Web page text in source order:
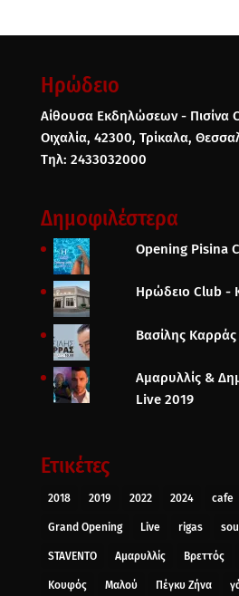
Ηρώδειο
Αίθουσα Εκδηλώσεων - Πισίνα
Οιχαλία, 42300, Τρίκαλα,
Τηλ: 2433032000
Δημοφιλέστερα
Opening Pisina
Ηρώδειο Club -
Βασίλης
Αμαρυλλίς &
Live 2019
Ετικέτες
2018 2019 2022 2024 cafe
Grand Opening Live rigas
STAVENTO Αμαρυλλίς Βρεττός
Κουφός Μαλού Πέγκυ Ζήνα